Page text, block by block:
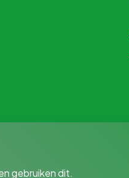
gebruiken dit.